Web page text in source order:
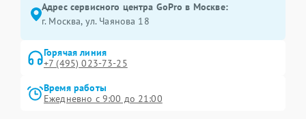
Адрес сервисного центра GoPro в Москве:
г. Москва, ул. Чаянова 18
Горячая линия
+7 (495) 023-73-25
Время работы
Ежедневно с 9:00 до 21:00